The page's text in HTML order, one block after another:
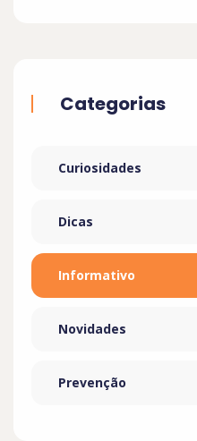
Categorias
Curiosidades
Dicas
Informativo
Novidades
Prevenção